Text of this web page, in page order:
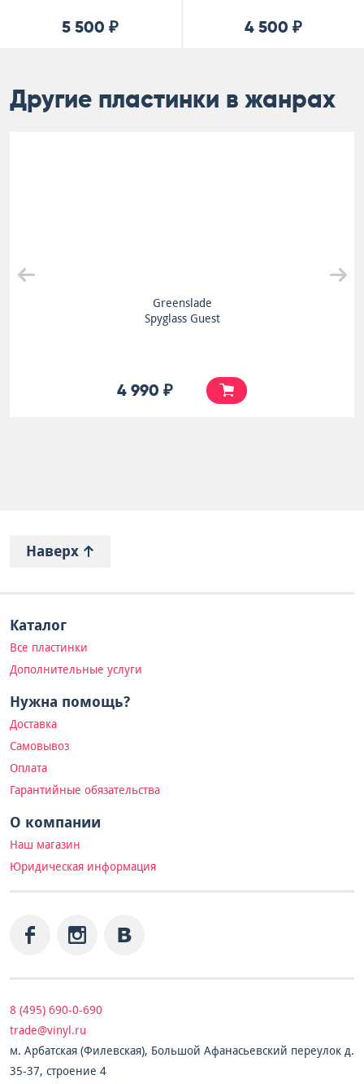
5 500 ₽ 4 500 ₽
Другие пластинки в жанрах
Greenslade
Spyglass Guest
4 990 ₽
Наверх
Каталог
Все пластинки
Дополнительные услуги
Нужна помощь?
Доставка
Самовывоз
Оплата
Гарантийные обязательства
О компании
Наш магазин
Юридическая информация
8 (495) 690-0-690
trade@vinyl.ru
м. Арбатская (Филевская), Большой Афанасьевский переулок д.
35-37, строение 4